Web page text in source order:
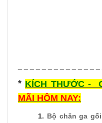
* KÍCH THƯỚC -
MÃI HÔM NAY:
1. Bộ chăn ga